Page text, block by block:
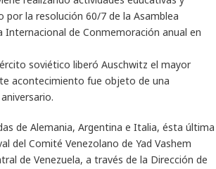
la resolución 60/7 de la Asamblea
Internacional de Conmemoración anual en
soviético liberó Auschwitz el mayor
acontecimiento fue objeto de una
de Alemania, Argentina e Italia, ésta última
del Comité Venezolano de Yad Vashem
de Venezuela, a través de la Dirección de